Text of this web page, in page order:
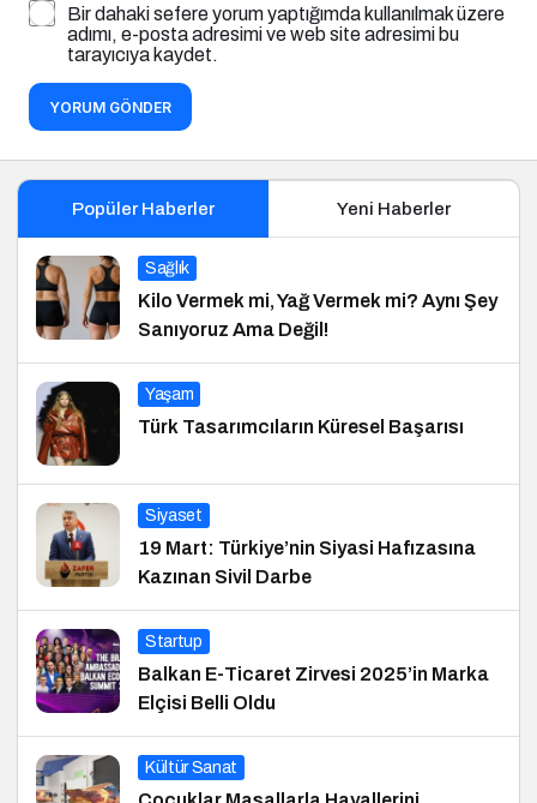
Bir dahaki sefere yorum yaptığımda kullanılmak üzere
adımı, e-posta adresimi ve web site adresimi bu
tarayıcıya kaydet.
YORUM GÖNDER
Popüler Haberler Yeni Haberler
Sağlık
Kilo Vermek mi, Yağ Vermek mi? Aynı Şey
Sanıyoruz Ama Değil!
Yaşam
Türk Tasarımcıların Küresel Başarısı
Siyaset
19 Mart: Türkiye’nin Siyasi Hafızasına
Kazınan Sivil Darbe
Startup
Balkan E-Ticaret Zirvesi 2025’in Marka
Elçisi Belli Oldu
Kültür Sanat